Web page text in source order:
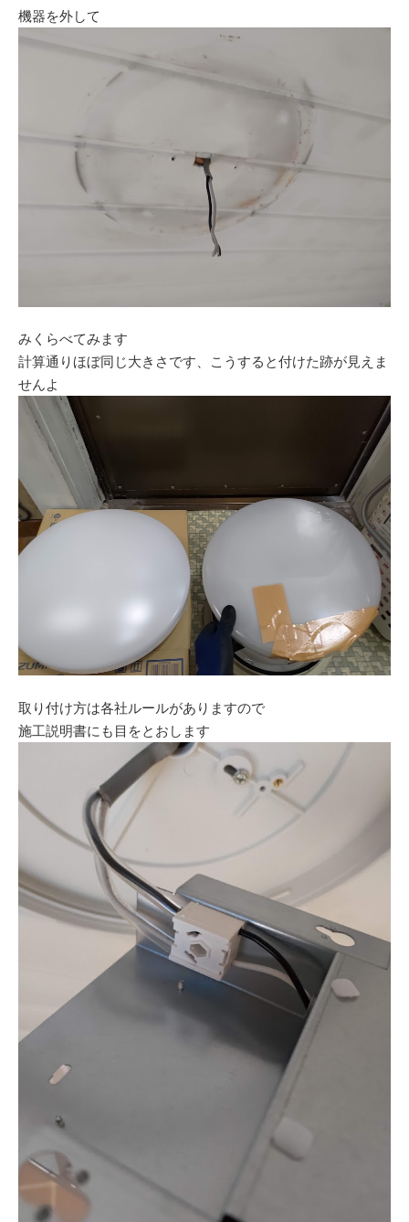
機器を外して
みくらべてみます
計算通りほぼ同じ大きさです、こうすると付けた跡が見えま
せんよ
取り付け方は各社ルールがありますので
施工説明書にも目をとおします